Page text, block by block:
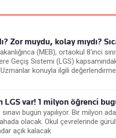
Zor muydu, kolay mıydı?
(MEB), ortaokul 8'inci
Geçiş Sistemi (LGS)
konuyla ilgili
LGS var! 1 milyon öğrenci
bugün yapılıyor. Bir milyon
olacak. Okul çevrelerinde
açık kalacak